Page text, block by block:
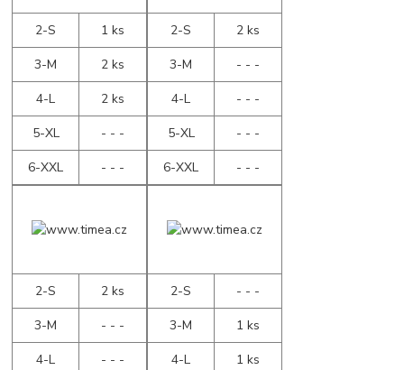
2-S
1 ks
3-M
2 ks
4-L
2 ks
5-XL
- - -
6-XXL
- - -
2-S
2 ks
3-M
- - -
4-L
- - -
5-XL
- - -
6-XXL
- - -
2-S
2 ks
3-M
- - -
4-L
- - -
2-S
- - -
3-M
1 ks
4-L
1 ks